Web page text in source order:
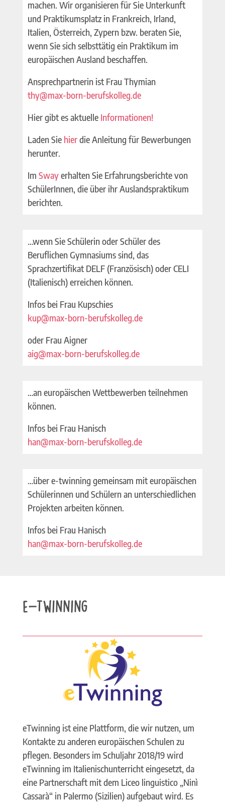
machen. Wir organisieren für Sie Unterkunft
und Praktikumsplatz in Frankreich, Irland,
Italien, Österreich, Zypern bzw. beraten Sie,
wenn Sie sich selbsttätig ein Praktikum im
europäischen Ausland beschaffen.
Ansprechpartnerin ist Frau Thymian
thy@max-born-berufskolleg.de
Hier gibt es aktuelle Informationen!
Laden Sie hierdie Anleitung für Bewerbungen
herunter.
Im Swayerhalten Sie Erfahrungsberichte von
SchülerInnen, die über ihr Auslandspraktikum
berichten.
…wenn Sie Schülerin oder Schüler des
Beruflichen Gymnasiums sind, das
Sprachzertifikat DELF (Französisch) oder CELI
(Italienisch) erreichen können.
Infos bei Frau Kupschies
kup@max-born-berufskolleg.de
oder Frau Aigner
aig@max-born-berufskolleg.de
…an europäischen Wettbewerben teilnehmen
können.
Infos bei Frau Hanisch
han@max-born-berufskolleg.de
…über e-twinning gemeinsam mit europäischen
Schülerinnen und Schülern an unterschiedlichen
Projekten arbeiten können.
Infos bei Frau Hanisch
han@max-born-berufskolleg.de
e-Twinning
eTwinning ist eine Plattform, die wir nutzen, um
Kontakte zu anderen europäischen Schulen zu
pflegen. Besonders im Schuljahr 2018/19 wird
eTwinning im Italienischunterricht eingesetzt, da
eine Partnerschaft mit dem Liceo linguistico „Ninì
Cassarà“ in Palermo (Sizilien) aufgebaut wird. Es